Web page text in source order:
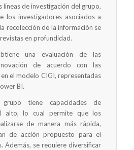
líneas de investigación del grupo,
los investigadores asociados a
recolección de la información se
en profundidad.
una evaluación de las
de acuerdo con las
el modelo CIGI, representadas
BI.
tiene capacidades de
alto, lo cual permite que los
de manera más rápida,
de acción propuesto para el
Además, se requiere diversificar